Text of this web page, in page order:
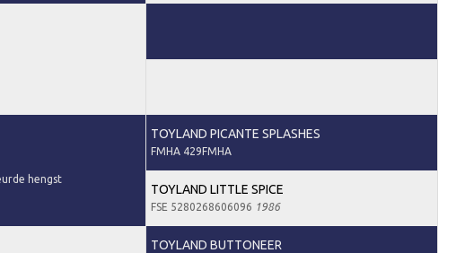
hengst
TOYLAND PICANTE SPLASHES
FMHA 429FMHA
TOYLAND LITTLE SPICE
FSE 5280268606096 1986
TOYLAND BUTTONEER